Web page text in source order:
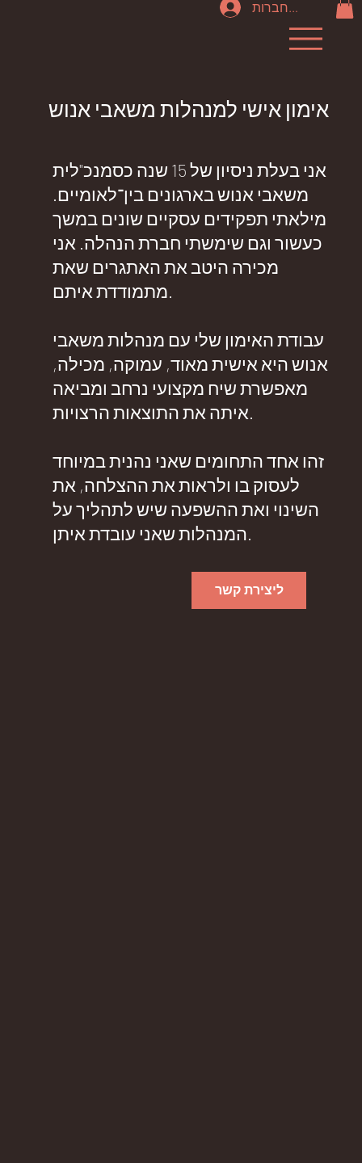
להתחברות
אימון אישי למנהלות משאבי אנוש
אני בעלת ניסיון של 15 שנה כסמנכ"לית
משאבי אנוש בארגונים בין־לאומיים.
מילאתי תפקידים עסקיים שונים במשך
כעשור וגם שימשתי חברת הנהלה. אני
מכירה היטב את האתגרים שאת
עבודת האימון שלי עם מנהלות משאבי
אנוש היא אישית מאוד, עמוקה, מכילה,
מאפשרת שיח מקצועי נרחב ומביאה
זהו אחד התחומים שאני נהנית במיוחד
לעסוק בו ולראות את ההצלחה, את
השינוי ואת ההשפעה שיש לתהליך על
ליצירת קשר